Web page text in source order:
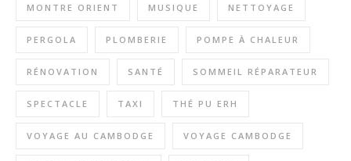
MONTRE ORIENT MUSIQUE NETTOYAGE
PERGOLA PLOMBERIE POMPE À CHALEUR
RÉNOVATION SANTÉ SOMMEIL RÉPARATEUR
SPECTACLE TAXI THÉ PU ERH
VOYAGE AU CAMBODGE VOYAGE CAMBODGE